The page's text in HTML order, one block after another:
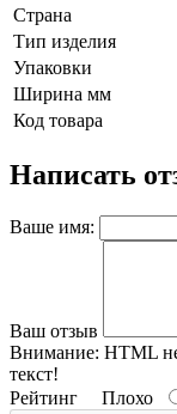
Страна
Тип изделия
Упаковки
Ширина мм
Код товара
Написать
Ваше имя:
Ваш отзыв
Внимание: HTML
текст!
Рейтинг Плохо